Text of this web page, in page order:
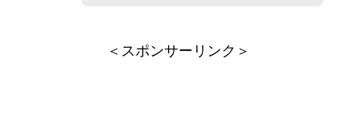
＜スポンサーリンク＞